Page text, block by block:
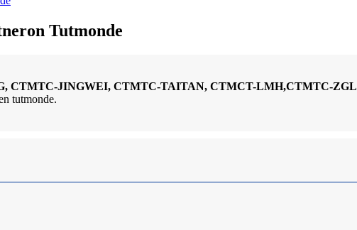
Tutmonde
CTMTC-JINGWEI, CTMTC-TAITAN, CTMCT-LMH,CTMTC-ZGL
tutmonde.